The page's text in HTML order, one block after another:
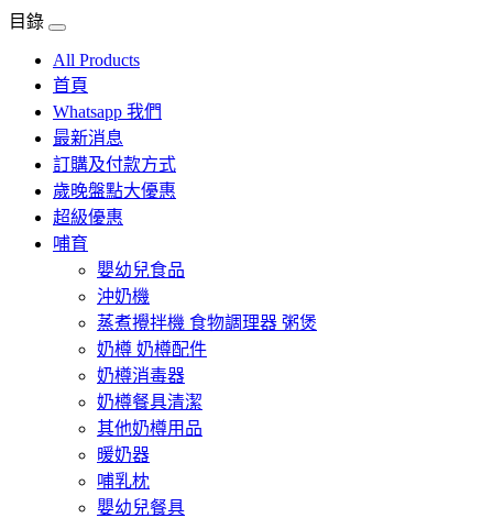
目錄
All Products
首頁
Whatsapp 我們
最新消息
訂購及付款方式
歲晚盤點大優惠
超級優惠
哺育
嬰幼兒食品
沖奶機
蒸煮攪拌機 食物調理器 粥煲
奶樽 奶樽配件
奶樽消毒器
奶樽餐具清潔
其他奶樽用品
暖奶器
哺乳枕
嬰幼兒餐具